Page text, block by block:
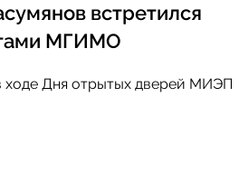
встретился
МГИМО
ходе Дня отрытых дверей МИЭП